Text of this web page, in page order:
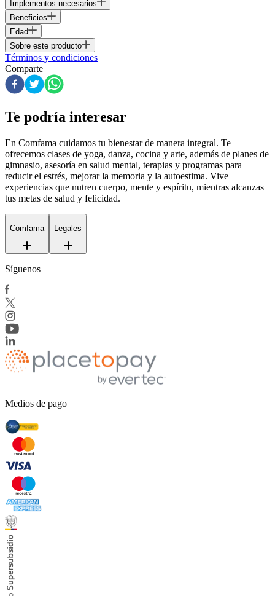
Implementos necesarios
Beneficios
Edad
Sobre este producto
Términos y condiciones
Comparte
Te podría interesar
En Comfama cuidamos tu bienestar de manera integral. Te
ofrecemos clases de yoga, danza, cocina y arte, además de planes de
gimnasio, asesoría en salud mental, terapias y programas para
reducir el estrés, mejorar la memoria y la autoestima. Vive
experiencias que nutren cuerpo, mente y espíritu, mientras alcanzas
tus metas de salud y felicidad.
Comfama Legales
Síguenos
Medios de pago